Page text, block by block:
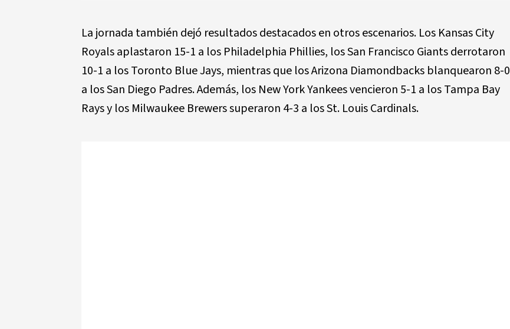
La jornada también dejó resultados destacados en otros escenarios. Los Kansas City
Royals aplastaron 15-1 a los Philadelphia Phillies, los San Francisco Giants derrotaron
10-1 a los Toronto Blue Jays, mientras que los Arizona Diamondbacks blanquearon 8-0
a los San Diego Padres. Además, los New York Yankees vencieron 5-1 a los Tampa Bay
Rays y los Milwaukee Brewers superaron 4-3 a los St. Louis Cardinals.